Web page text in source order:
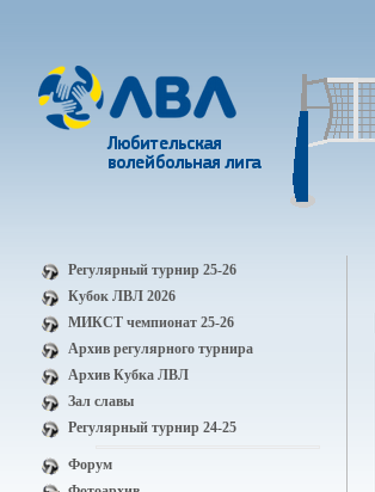
Регулярный турнир 25-26
Кубок ЛВЛ 2026
МИКСТ чемпионат 25-26
Архив регулярного турнира
Архив Кубка ЛВЛ
Зал славы
Регулярный турнир 24-25
Форум